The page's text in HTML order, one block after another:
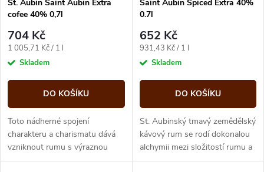
St. Aubin Saint Aubin Extra
cofee 40% 0,7l
704 Kč
Měrná
cena:
1 005,71 Kč / 1 l
Skladem
DO KOŠÍKU
Toto nádherné spojení
charakteru a charismatu dává
vzniknout rumu s výraznou
chutí. Je ideální jako likér nebo
Saint Aubin Spiced Extra 40%
0.7l
652 Kč
Měrná
cena:
931,43 Kč / 1 l
Skladem
DO KOŠÍKU
St. Aubinský tmavý zemědělský
kávový rum se rodí dokonalou
alchymii mezi složitostí rumu a
intenzivní chutí kávy z oblasti